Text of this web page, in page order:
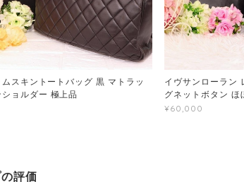
スキントートバッグ 黒 マトラッ
ョルダー 極上品
イヴサンローラン
グネットボタン ほ
¥60,000
評価